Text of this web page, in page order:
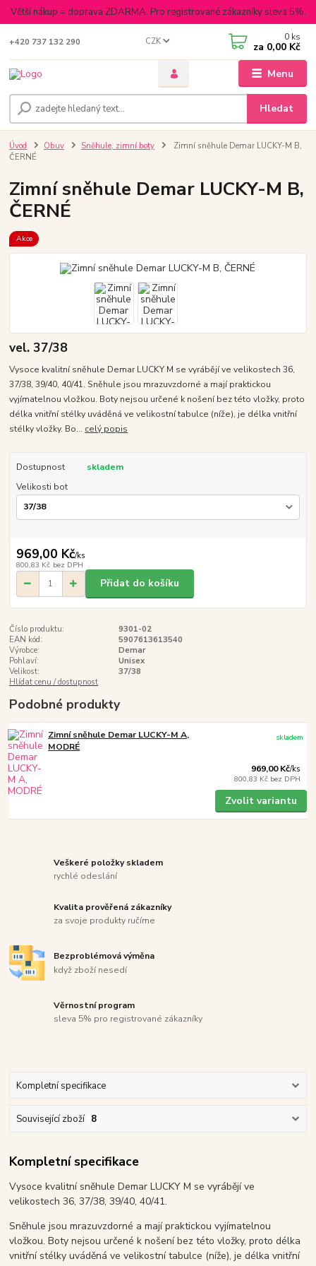
Větší nákup = doprava ZDARMA. Pro registrované zákazníky sleva 5%.
Menu
CZK
Hledat
+420 737 132 290 0 ks
za 0,00 Kč
Úvod Obuv Sněhule, zimní boty
Zimní sněhule Demar LUCKY-M B,
ČERNÉ
Zimní sněhule Demar LUCKY-M B,
ČERNÉ
Akce
vel. 37/38
Vysoce kvalitní sněhule Demar LUCKY M se vyrábějí ve velikostech 36,
37/38, 39/40, 40/41. Sněhule jsou mrazuvzdorné a mají praktickou
vyjímatelnou vložkou. Boty nejsou určené k nošení bez této vložky, proto
délka vnitřní stélky uváděná ve velikostní tabulce (níže), je délka vnitřní
stélky vložky. Bo... celý popis
Dostupnost
skladem
Velikosti bot
969,00 Kč/ks
800,83 Kč bez DPH
Přidat do košíku
Číslo produktu:
9301-02
EAN kód:
5907613613540
Výrobce:
Demar
Pohlaví:
Unisex
Velikost:
37/38
Hlídat cenu / dostupnost
Podobné produkty
Zimní sněhule Demar LUCKY-M A,
MODRÉ
969,00 Kč/ks
800,83 Kč bez DPH
skladem
Zvolit variantu
Veškeré položky skladem
rychlé odeslání
Kvalita prověřená zákazníky
za svoje produkty ručíme
Bezproblémová výměna
když zboží nesedí
Věrnostní program
sleva 5% pro registrované zákazníky
Kompletní specifikace
Související zboží 8
Kompletní specifikace
Vysoce kvalitní sněhule Demar LUCKY M se vyrábějí ve
velikostech 36, 37/38, 39/40, 40/41.
Sněhule jsou mrazuvzdorné a mají praktickou vyjímatelnou
vložkou. Boty nejsou určené k nošení bez této vložky, proto délka
vnitřní stélky uváděná ve velikostní tabulce (níže), je délka vnitřní